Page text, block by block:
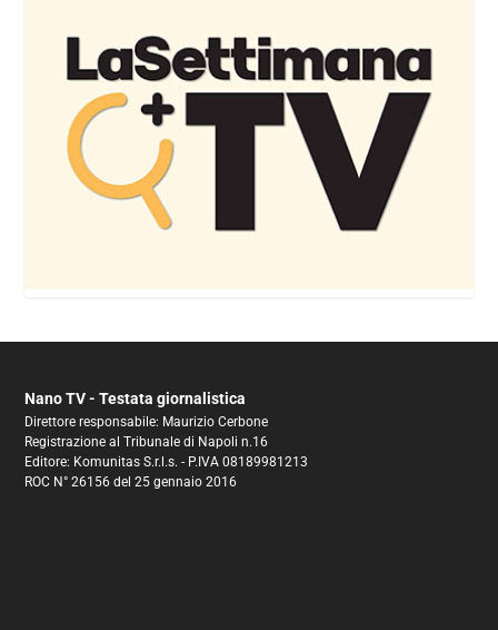
Nano TV - Testata giornalistica
Direttore responsabile: Maurizio Cerbone
Registrazione al Tribunale di Napoli n.16
Editore: Komunitas S.r.l.s. - P.IVA 08189981213
ROC N° 26156 del 25 gennaio 2016